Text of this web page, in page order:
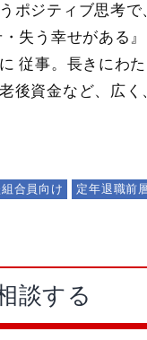
ポジティブ思考
失う幸せがある
従事。長きにわ
後資金など、広
合員向け
定年退職前
談する